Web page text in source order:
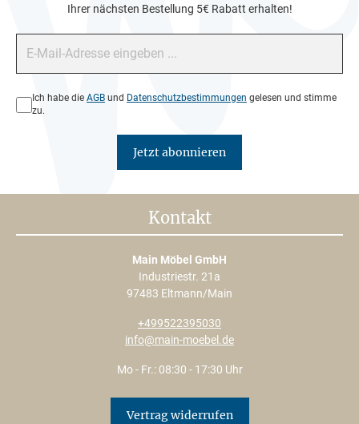
Ihrer nächsten Bestellung 5€ Rabatt erhalten!
Datenschutz*
Ich habe die AGB und Datenschutzbestimmungen gelesen und stimme
zu.
Jetzt abonnieren
Kontakt
Main Möbel GmbH
Industriestr. 21a
97483 Eltmann/Main
+499522395030
info@main-moebel.de
Mo - Fr.: 08:30 - 17:30 Uhr
Vertrag widerrufen